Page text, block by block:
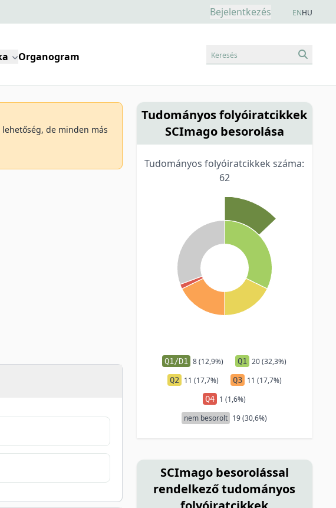
Bejelentkezés ENHU
Organogram Keresés
de minden más
Tudományos folyóiratcikkek
SCImago besorolása
Tudományos folyóiratcikkek száma:
62
Q1/D1 8 (12,9%) Q1 20 (32,3%)
Q2 11 (17,7%) Q3 11 (17,7%)
Q4 1 (1,6%)
nem besorolt 19 (30,6%)
SCImago besorolással
rendelkező tudományos